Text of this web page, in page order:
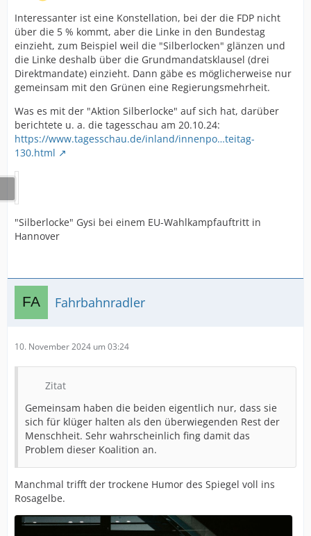
Interessanter ist eine Konstellation, bei der die FDP nicht
über die 5 % kommt, aber die Linke in den Bundestag
einzieht, zum Beispiel weil die "Silberlocken" glänzen und
die Linke deshalb über die Grundmandatsklausel (drei
Direktmandate) einzieht. Dann gäbe es möglicherweise nur
gemeinsam mit den Grünen eine Regierungsmehrheit.
Was es mit der "Aktion Silberlocke" auf sich hat, darüber
berichtete u. a. die tagesschau am 20.10.24:
https://www.tagesschau.de/inland/innenpo…teitag-
130.html
"Silberlocke" Gysi bei einem EU-Wahlkampfauftritt in
Hannover
Fahrbahnradler
10. November 2024 um 03:24
Zitat
Gemeinsam haben die beiden eigentlich nur, dass sie
sich für klüger halten als den überwiegenden Rest der
Menschheit. Sehr wahrscheinlich fing damit das
Problem dieser Koalition an.
Manchmal trifft der trockene Humor des Spiegel voll ins
Rosagelbe.